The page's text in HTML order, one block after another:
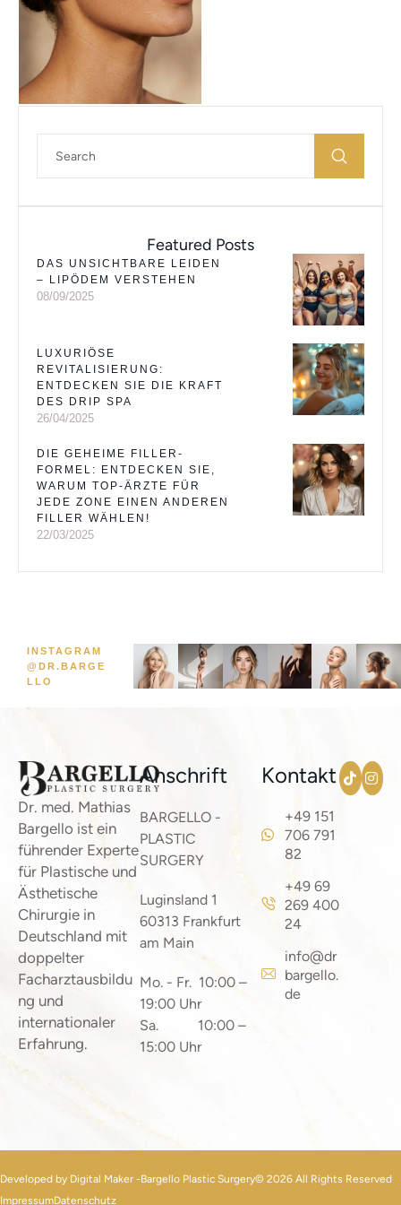
Featured Posts
DAS UNSICHTBARE LEIDEN
– LIPÖDEM VERSTEHEN
08/09/2025
LUXURIÖSE
REVITALISIERUNG:
ENTDECKEN SIE DIE KRAFT
DES DRIP SPA
26/04/2025
DIE GEHEIME FILLER-
FORMEL: ENTDECKEN SIE,
WARUM TOP-ÄRZTE FÜR
JEDE ZONE EINEN ANDEREN
FILLER WÄHLEN!
22/03/2025
INSTAGRAM
@DR.BARGE
LLO
Dr. med. Mathias
Bargello ist ein
führender Experte
für Plastische und
Ästhetische
Chirurgie in
Deutschland mit
doppelter
Facharztausbildu
ng und
internationaler
Erfahrung.
Anschrift
BARGELLO -
PLASTIC
SURGERY
Luginsland 1
60313 Frankfurt
am Main
Mo. - Fr. 10:00 –
19:00 Uhr
Sa. 10:00 –
15:00 Uhr
Kontakt
+49 151
706 791
82
+49 69
269 400
24
info@dr
bargello.
de
Developed by Digital Maker -Bargello Plastic Surgery© 2026 All Rights Reserved
ImpressumDatenschutz